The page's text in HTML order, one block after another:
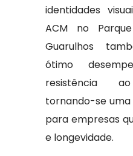
identidades
ACM no
Guarulhos
ótimo
resistência
tornando-se
para empresas
e longevidade.